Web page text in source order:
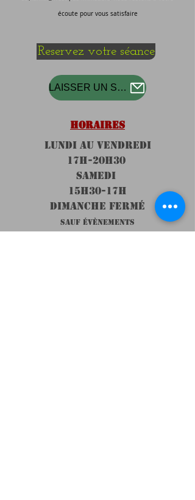
écoute pour vous satisfaire
Reservez votre séance
LAISSER UN SMS
HORAIRES
LUNDI au VENDREDI
17H-20h30
SAMEDI
15H30-17H
DIMANCHE FERMÉ
SAUF ÉVÈNEMENTS
Pour nous contacter